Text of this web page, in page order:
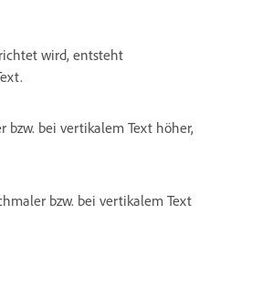
wird, entsteht
bei vertikalem Text höher,
bzw. bei vertikalem Text